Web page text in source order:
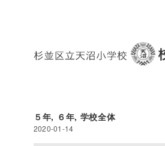
５年, ６年, 学校全体
2020-01-14